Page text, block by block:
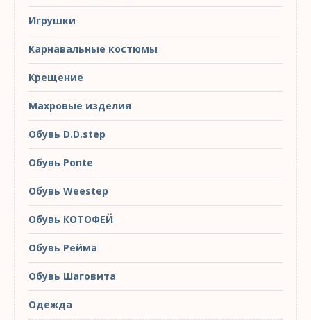
Игрушки
Карнавальные костюмы
Крещение
Махровые изделия
Обувь D.D.step
Обувь Ponte
Обувь Weestep
Обувь КОТОФЕЙ
Обувь Рейма
Обувь Шаговита
Одежда